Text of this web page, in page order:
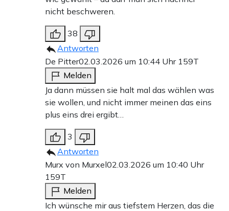
nicht beschweren.
38
Antworten
De Pitter02.03.2026 um 10:44 Uhr 159T
Melden
Ja dann müssen sie halt mal das wählen was
sie wollen, und nicht immer meinen das eins
plus eins drei ergibt…
3
Antworten
Murx von Murxel02.03.2026 um 10:40 Uhr
159T
Melden
Ich wünsche mir aus tiefstem Herzen, das die